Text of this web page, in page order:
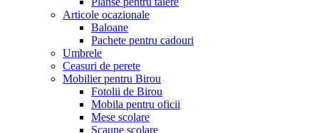
Articole ocazionale
Baloane
Pachete pentru cadouri
Umbrele
Ceasuri de perete
Mobilier pentru Birou
Fotolii de Birou
Mobila pentru oficii
Mese scolare
Scaune scolare